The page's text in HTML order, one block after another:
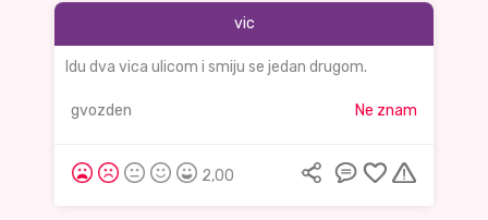
vic
Idu dva vica ulicom i smiju se jedan drugom.
gvozden Ne znam
2,00